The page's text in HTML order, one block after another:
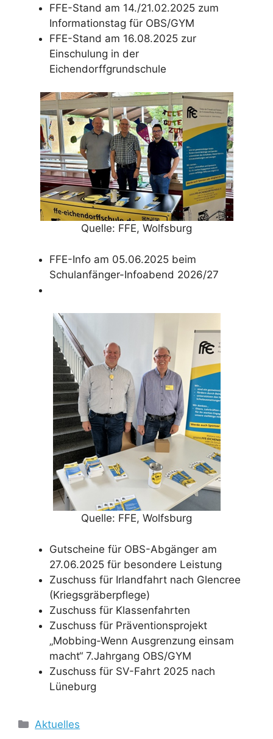
FFE-Stand am 14./21.02.2025 zum
Informationstag für OBS/GYM
FFE-Stand am 16.08.2025 zur
Einschulung in der
Eichendorffgrundschule
Quelle: FFE, Wolfsburg
FFE-Info am 05.06.2025 beim
Schulanfänger-Infoabend 2026/27
Quelle: FFE, Wolfsburg
Gutscheine für OBS-Abgänger am
27.06.2025 für besondere Leistung
Zuschuss für Irlandfahrt nach Glencree
(Kriegsgräberpflege)
Zuschuss für Klassenfahrten
Zuschuss für Präventionsprojekt
„Mobbing-Wenn Ausgrenzung einsam
macht“ 7.Jahrgang OBS/GYM
Zuschuss für SV-Fahrt 2025 nach
Lüneburg
Kategorien
Aktuelles